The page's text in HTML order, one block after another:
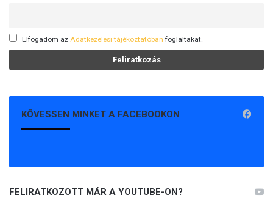
Elfogadom az Adatkezelési tájékoztatóban foglaltakat.
KÖVESSEN MINKET A FACEBOOKON
FELIRATKOZOTT MÁR A YOUTUBE-ON?